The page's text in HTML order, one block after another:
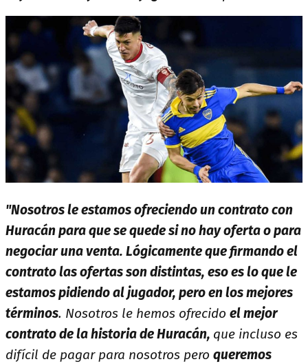
"Nosotros le estamos ofreciendo un contrato con
Huracán para que se quede si no hay oferta o para
negociar una venta. Lógicamente que firmando el
contrato las ofertas son distintas, eso es lo que le
estamos pidiendo al jugador, pero en los mejores
términos. Nosotros le hemos ofrecido el mejor
contrato de la historia de Huracán, que incluso es
difícil de pagar para nosotros pero queremos